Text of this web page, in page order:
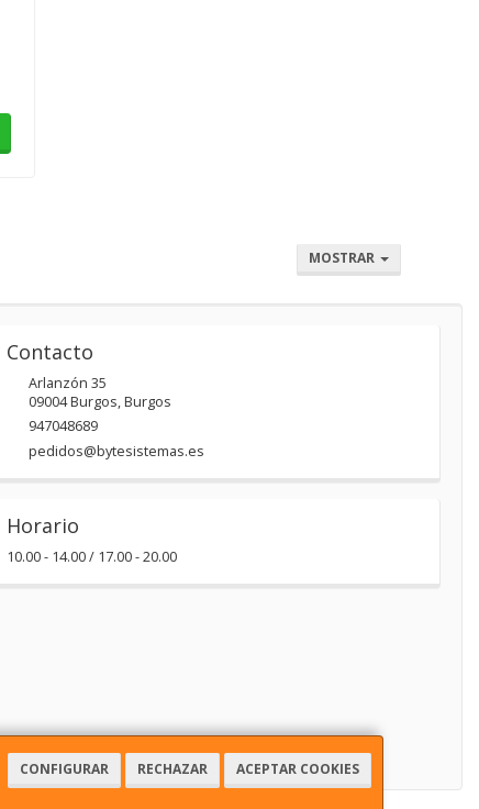
MOSTRAR
CONFIGURAR RECHAZAR ACEPTAR COOKIES
Contacto
Arlanzón 35
09004Burgos,Burgos
947048689
pedidos@bytesistemas.es
Horario
10.00 - 14.00 / 17.00 - 20.00